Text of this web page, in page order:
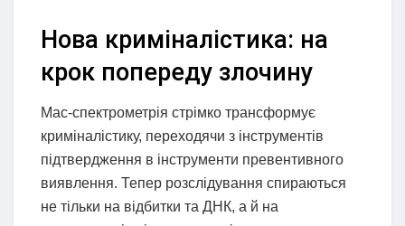
Нова криміналістика: на
крок попереду злочину
Мас-спектрометрія стрімко трансформує
криміналістику, переходячи з інструментів
підтвердження в інструменти превентивного
виявлення. Тепер розслідування спираються
не тільки на відбитки та ДНК, а й на